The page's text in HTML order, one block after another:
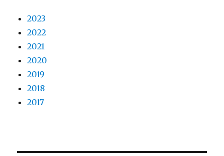
2023
2022
2021
2020
2019
2018
2017